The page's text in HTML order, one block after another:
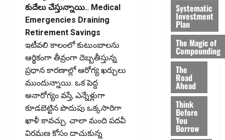
కుదేలు చేస్తున్నాయి.. Medical
Emergencies Draining
Retirement Savings
ఇటీవలి కాలంలో కుటుంబాలను
ఆర్థికంగా తీవ్రంగా దెబ్బతీస్తున్న
ప్రధాన కారణాల్లో ఆరోగ్య ఖర్చులు
ముందున్నాయి. ఒక పెద్ద
అనారోగ్యం వస్తే, ఎన్నేళ్లుగా
కూడబెట్టిన పొదుపు ఒక్కసారిగా
ఖాళీ కావచ్చు. చాలా మంది పదవీ
విరమణ కోసం దాచుకున్న
Systematic
Investment
Plan
The Magic of
Compounding
The
Road
Ahead
Think
Before
You
Borrow